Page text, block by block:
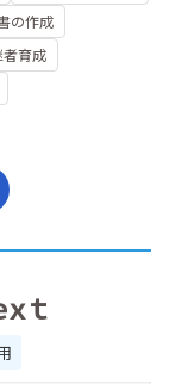
の作成
者育成
ｔ